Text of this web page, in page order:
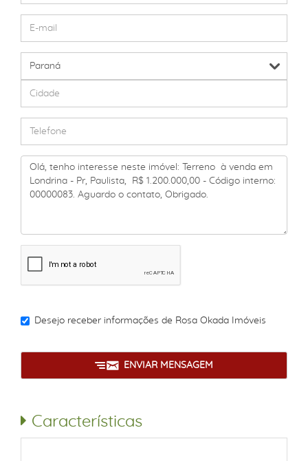
Desejo receber informações de Rosa Okada Imóveis
ENVIAR MENSAGEM
Características